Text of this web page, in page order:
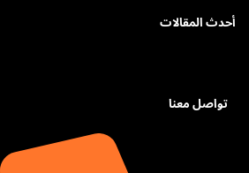
أحدث المقالات
تواصل معنا